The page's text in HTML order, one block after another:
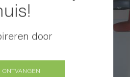
door
ONTVANGEN